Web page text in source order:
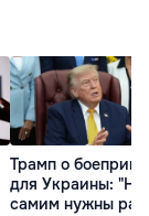
Трамп о
для Украины:
самим нужны